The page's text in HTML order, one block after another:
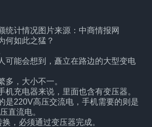
统计情况图片来源：中商情报网
何如此之猛？
可能会想到，矗立在路边的大型变电
多，大小不一。
机充电器来说，里面也含有变压器。
是220V高压交流电，手机需要的则是
直流电。
，必须通过变压器完成。